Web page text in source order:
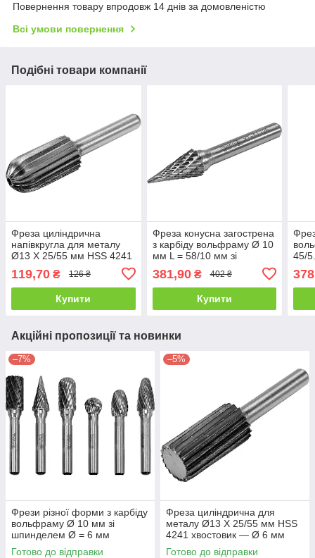
Повернення товару впродовж 14 днів за домовленістю
Всі умови повернення
Подібні товари компанії
Фреза циліндрична
напівкругла для металу
Ø13 X 25/55 мм HSS 4241
хвостовик — Ø 6 мм Yato
YT-61715
119,70 ₴ 126 ₴
Купити
Фреза конусна загострена
з карбіду вольфраму Ø 10
мм L = 58/10 мм зі
шпинделем Ø= 6 мм Yato
YT-61726
381,90₴ 402 ₴
Купити
45/
Акційні пропозиції та новинки
–7%
Фрези різної форми з карбіду
вольфраму Ø 10 мм зі
шпинделем Ø = 6 мм
комплект 6 шт Yato YT-61729
Готово до відправки
–5%
Фреза циліндрична для
металу Ø13 X 25/55 мм HSS
4241 хвостовик — Ø 6 мм
Yato YT-61714
Готово до відправки